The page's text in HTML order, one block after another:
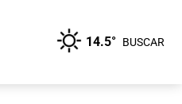
14.5° BUSCAR